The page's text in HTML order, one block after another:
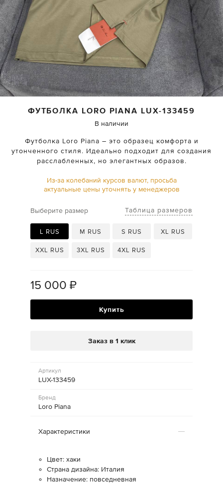
ФУТБОЛКА LORO PIANA LUX-133459
В наличии
Футболка Loro Piana – это образец комфорта и
утонченного стиля. Идеально подходит для создания
расслабленных, но элегантных образов.
Из-за колебаний курсов валют, просьба
актуальные цены уточнять у менеджеров
Выберите размер Таблица размеров
L RUS M RUS S RUS XL RUS
XXL RUS 3XL RUS 4XL RUS
15 000 ₽
Купить
Заказ в 1 клик
Артикул
LUX-133459
Бренд
Loro Piana
Характеристики
Цвет: хаки
Страна дизайна: Италия
Назначение: повседневная